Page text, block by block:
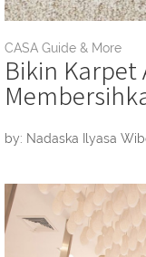
CASA Guide & More
Bikin Karpet
by: Nadaska Ilyasa